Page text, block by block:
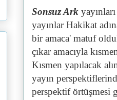
Sonsuz Ark
yayınlar Hakikat
bir amaca' matuf
çıkar amacıyla
Kısmen yapılacak
yayın
perspektif örtüşmesi